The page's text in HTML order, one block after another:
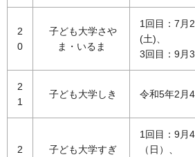
2
0
子ども大学さや
ま・いるま
1回目：7月
(土)、
3回目：9月
2
1
子ども大学しき 令和5年2月
2
子ども大学すぎ
1回目：9月
（日）、